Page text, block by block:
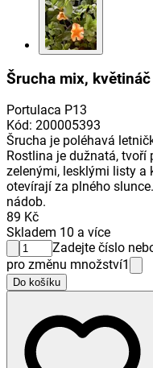
Šrucha mix,
Portulaca P13
Kód: 200005393
Šrucha je poléhavá
Rostlina je dužnatá, tvoří
zelenými, lesklými listy a
otevírají za plného
nádob.
89 Kč
Skladem 10 a více
Zadejte číslo
pro změnu množství1
Do košíku